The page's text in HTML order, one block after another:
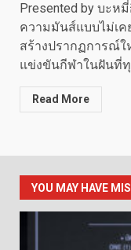
Presented by บะห
ความมันส์แบบไม่เค
สร้างปรากฏการณ์
แข่งขันกีฬาในฝันที่ทุ
Read More
YOU MAY HAVE